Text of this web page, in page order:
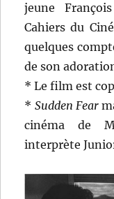
jeune
Cahiers du
quelques
de son
* Le film est
* Sudden Fear
cinéma de
interprète